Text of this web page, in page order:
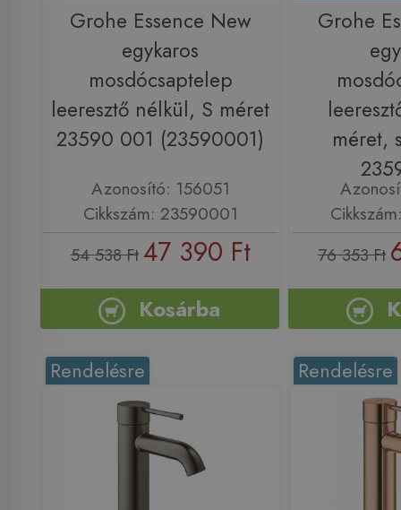
Grohe Essence New
egykaros
mosdócsaptelep
leeresztő nélkül, S méret
23590 001 (23590001)
Azonosító: 156051
Cikkszám: 23590001
54 538 Ft 47 390 Ft
Kosárba
Grohe
méret,
76 353 Ft
Rendelésre Rendelésre